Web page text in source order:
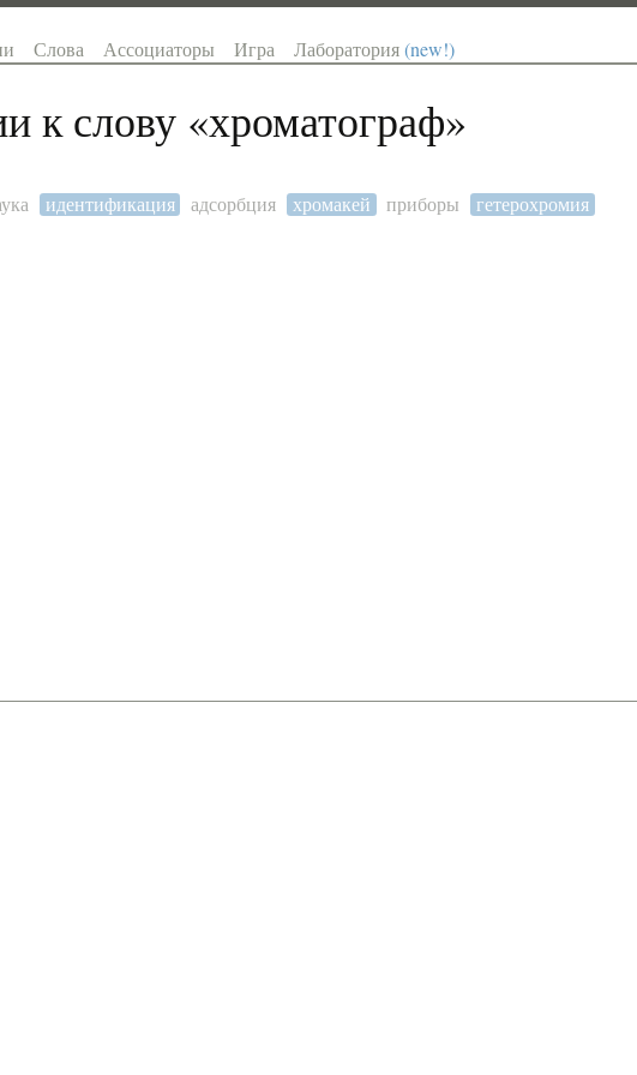
Слова Ассоциаторы Игра Лаборатория(new!)
к слову «хроматограф»
идентификация адсорбция хромакей приборы гетерохромия